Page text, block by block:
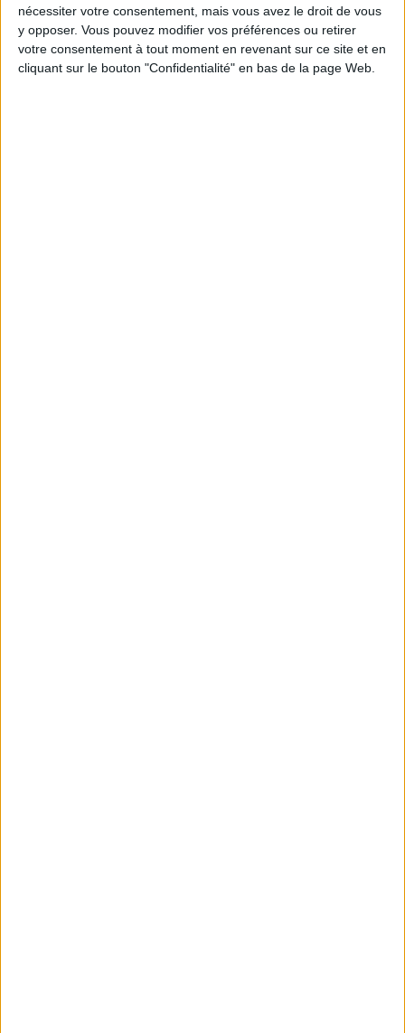
nécessiter votre consentement, mais vous avez le droit de vous
y opposer. Vous pouvez modifier vos préférences ou retirer
votre consentement à tout moment en revenant sur ce site et en
cliquant sur le bouton "Confidentialité" en bas de la page Web.
Webinaires en direct Voir tout